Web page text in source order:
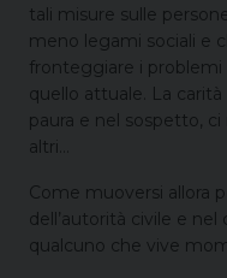
tali misure sulle
meno legami sociali e
fronteggiare i
quello attuale. La
paura e nel sospetto,
altri…
Come muoversi allora
dell’autorità civile e
qualcuno che vive